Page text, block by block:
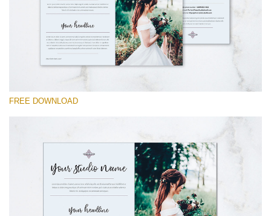
Please select
Free Mini Session Template #11
Senior Price List
FREE DOWNLOAD